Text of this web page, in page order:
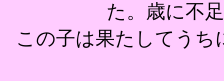
た。歳に不
この子は果たしてう